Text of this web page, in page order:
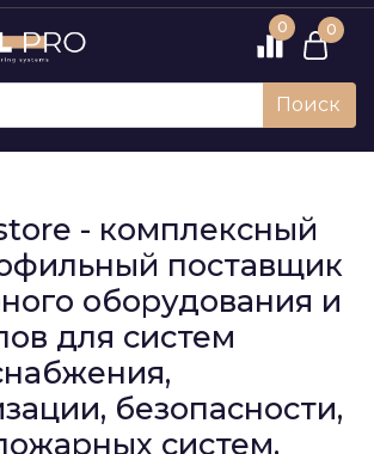
0 0
Поиск
- комплексный
поставщик
оборудования и
для систем
безопасности,
систем,